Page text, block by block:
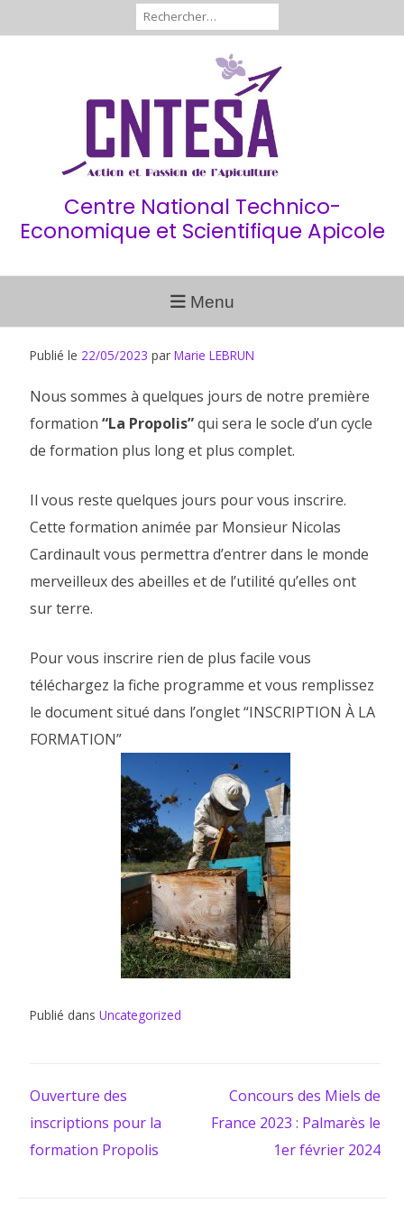
au
Rechercher :
Centre National Technico-
Economique et Scientifique Apicole
Menu
Publié le 22/05/2023 par Marie LEBRUN
Nous sommes à quelques jours de notre première
formation “La Propolis”qui sera le socle d’un cycle
de formation plus long et plus complet.
Il vous reste quelques jours pour vous inscrire.
Cette formation animée par Monsieur Nicolas
Cardinault vous permettra d’entrer dans le monde
merveilleux des abeilles et de l’utilité qu’elles ont
sur terre.
Pour vous inscrire rien de plus facile vous
téléchargez la fiche programme et vous remplissez
le document situé dans l’onglet “INSCRIPTION À LA
FORMATION”
Publié dans Uncategorized
Navigation
de
Ouverture des
inscriptions pour la
formation Propolis
Concours des Miels de
France 2023 : Palmarès le
1er février 2024